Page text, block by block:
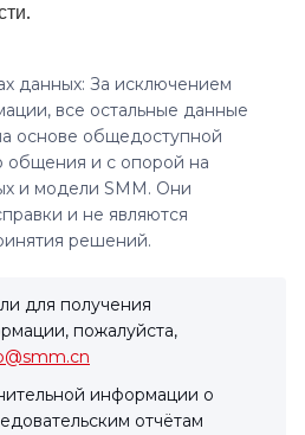
данных: За исключением
все остальные данные
основе общедоступной
общения и с опорой на
и модели SMM. Они
и не являются
решений.
для получения
пожалуйста,
информации о
отчётам